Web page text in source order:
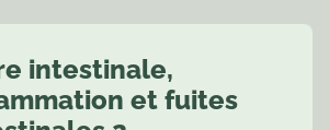
intestinale,
et fuites